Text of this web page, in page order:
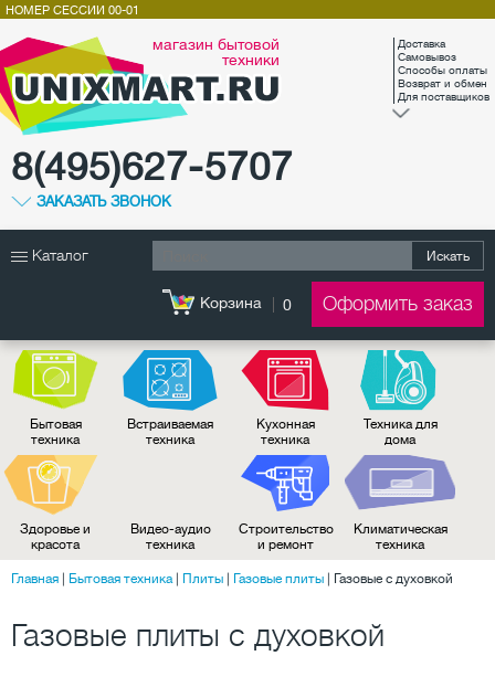
магазин бытовой
техники
8(495)627-5707
ЗАКАЗАТЬ ЗВОНОК
Доставка
Самовывоз
Способы оплаты
Возврат и обмен
Для поставщиков
НОМЕР СЕССИИ 00-01
Каталог Искать
Корзина 0 Оформить заказ
Бытовая
техника
Встраиваемая
техника
Кухонная
техника
Техника для
дома
Здоровье и
красота
Видео-аудио
техника
Строительство
и ремонт
Климатическая
техника
Главная Бытовая техника| Плиты Газовые плиты Газовые с духовкой
Газовые плиты с духовкой